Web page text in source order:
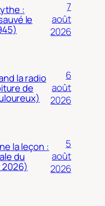
:
le
7
août
2026
la radio
de
6
août
2026
la leçon :
du
2026)
5
août
2026